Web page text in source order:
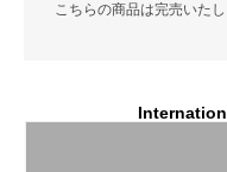
こちらの商品は完売いた